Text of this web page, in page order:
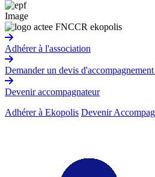
Image
Adhérer à l'association
Demander un devis
Devenir accompagnateur
Adhérer à Ekopolis Devenir